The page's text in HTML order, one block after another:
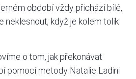
období vždy přichází bílé,
neklesnout, když je kolem tolik
o tom, jak překonávat
pomocí metody Natalie Ladini